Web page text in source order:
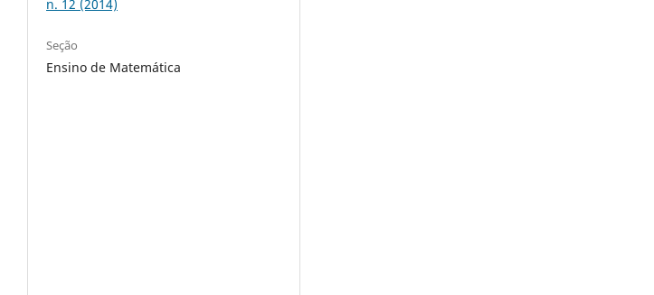
n. 12 (2014)
Seção
Ensino de Matemática